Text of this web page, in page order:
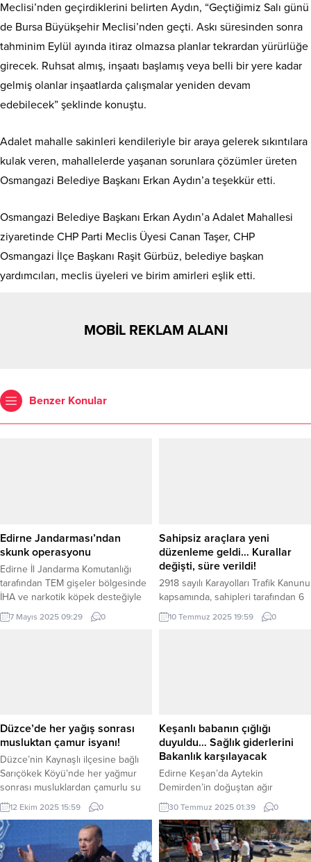
Meclisi’nden geçirdiklerini belirten Aydın, “Geçtiğimiz Salı günü
de Bursa Büyükşehir Meclisi’nden geçti. Askı süresinden sonra
tahminim Eylül ayında itiraz olmazsa planlar tekrardan yürürlüğe
girecek. Ruhsat almış, inşaatı başlamış veya belli bir yere kadar
gelmiş olanlar inşaatlarda çalışmalar yeniden devam
edebilecek” şeklinde konuştu.
Adalet mahalle sakinleri kendileriyle bir araya gelerek sıkıntılara
kulak veren, mahallelerde yaşanan sorunlara çözümler üreten
Osmangazi Belediye Başkanı Erkan Aydın’a teşekkür etti.
Osmangazi Belediye Başkanı Erkan Aydın’a Adalet Mahallesi
ziyaretinde CHP Parti Meclis Üyesi Canan Taşer, CHP
Osmangazi İlçe Başkanı Raşit Gürbüz, belediye başkan
yardımcıları, meclis üyeleri ve birim amirleri eşlik etti.
MOBİL REKLAM ALANI
Benzer Konular
Edirne Jandarması’ndan
skunk operasyonu
Edirne İl Jandarma Komutanlığı
tarafından TEM gişeler bölgesinde
İHA ve narkotik köpek desteğiyle
düzenlenen operasyonda 16,5
kilogram skunk maddesi ele
imza attı. Özellikle toplumu tehdit
eden ve diğer...
7 Mayıs 2025 09:29 0
Sahipsiz araçlara yeni
düzenleme geldi… Kurallar
değişti, süre verildi!
2918 sayılı Karayolları Trafik Kanunu
kapsamında, sahipleri tarafından 6
ay içinde alınmayan araçların satışı
için usul ve esasları düzenleyen
Gazete’de yayımlanarak yürürlüğe
girdi....
10 Temmuz 2025 19:59 0
Düzce’de her yağış sonrası
musluktan çamur isyanı!
Düzce’nin Kaynaşlı ilçesine bağlı
Sarıçökek Köyü’nde her yağmur
sonrası musluklardan çamurlu su
akması vatandaşları isyan ettirdi.
Sefer DEMİR / DÜZCE (İGFA) –
Düzce’nin Kaynaşlı ilçesi Sarıçökek
Köyü’nde her yağmur ardından
musluklardan çamur akıyor! Köy
12 Ekim 2025 15:59 0
Keşanlı babanın çığlığı
duyuldu… Sağlık giderlerini
Bakanlık karşılayacak
Edirne Keşan’da Aytekin
Demirden’in doğuştan ağır
hastalıklarla mücadele eden oğlu
Hilmi için verdiği 8 yıllık çaba, Sağlık
Bakanlığı’nın tüm sağlık giderlerini
karşılaması kararıyla sonuçlandı.
Erdoğan DEMİR / EDİRNE (İGFA) –
30 Temmuz 2025 01:39 0